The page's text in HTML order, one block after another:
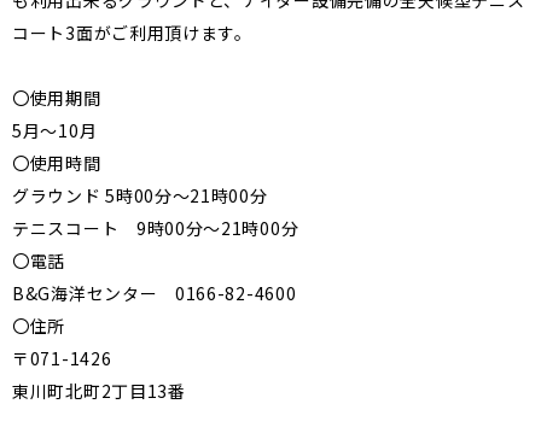
コート3面がご利用頂けます。
〇使用期間
5月～10月
〇使用時間
グラウンド 5時00分～21時00分
テニスコート 9時00分～21時00分
〇電話
B&G海洋センター 0166-82-4600
〇住所
〒071-1426
東川町北町2丁目13番